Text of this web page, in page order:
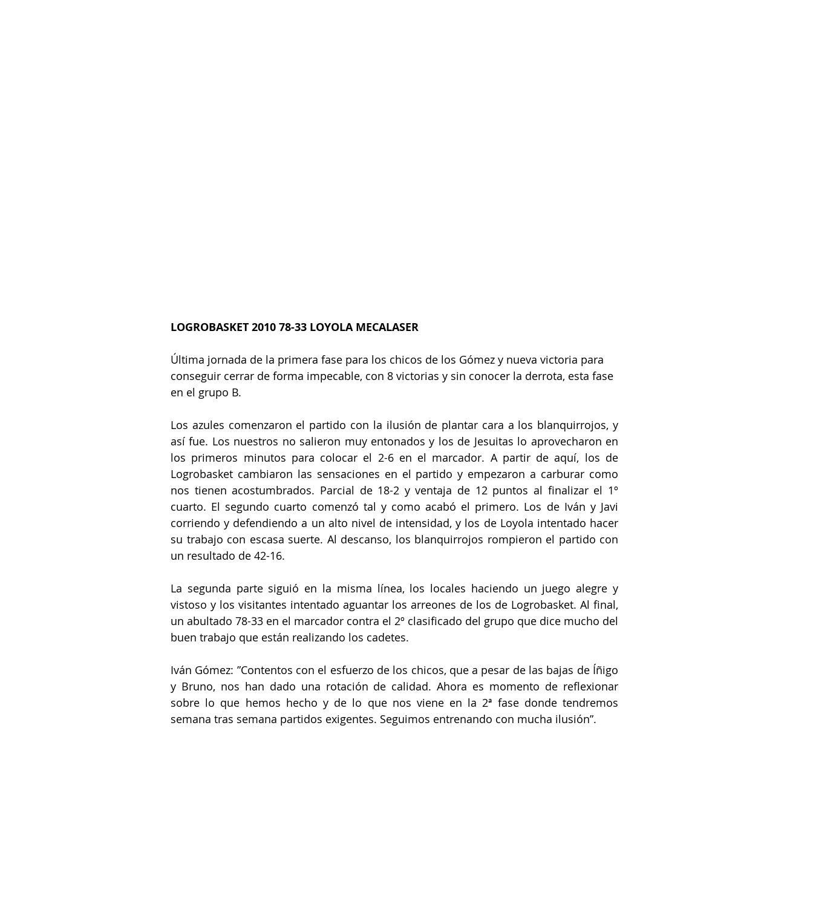
LOGROBASKET 2010 78-33 LOYOLA MECALASER
Última jornada de la primera fase para los chicos de los Gómez y nueva victoria para
conseguir cerrar de forma impecable, con 8 victorias y sin conocer la derrota, esta fase
en el grupo B.
Los azules comenzaron el partido con la ilusión de plantar cara a los blanquirrojos, y
así fue. Los nuestros no salieron muy entonados y los de Jesuitas lo aprovecharon en
los primeros minutos para colocar el 2-6 en el marcador. A partir de aquí, los de
Logrobasket cambiaron las sensaciones en el partido y empezaron a carburar como
nos tienen acostumbrados. Parcial de 18-2 y ventaja de 12 puntos al finalizar el 1º
cuarto. El segundo cuarto comenzó tal y como acabó el primero. Los de Iván y Javi
corriendo y defendiendo a un alto nivel de intensidad, y los de Loyola intentado hacer
su trabajo con escasa suerte. Al descanso, los blanquirrojos rompieron el partido con
un resultado de 42-16.
La segunda parte siguió en la misma línea, los locales haciendo un juego alegre y
vistoso y los visitantes intentado aguantar los arreones de los de Logrobasket. Al final,
un abultado 78-33 en el marcador contra el 2º clasificado del grupo que dice mucho del
buen trabajo que están realizando los cadetes.
Iván Gómez: ”Contentos con el esfuerzo de los chicos, que a pesar de las bajas de Íñigo
y Bruno, nos han dado una rotación de calidad. Ahora es momento de reflexionar
sobre lo que hemos hecho y de lo que nos viene en la 2ª fase donde tendremos
semana tras semana partidos exigentes. Seguimos entrenando con mucha ilusión”.